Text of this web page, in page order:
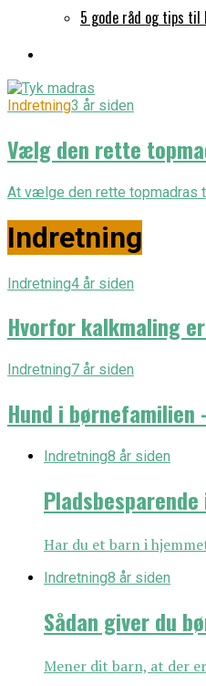
5 gode råd og tips til
Indretning3 år siden
Vælg den rette
At vælge den rette topmadras
Indretning
Indretning4 år siden
Hvorfor kalkmaling
Indretning7 år siden
Hund i
Indretning8 år siden
Har du et barn i
Indretning8 år siden
Sådan giver du
Mener dit barn, at der